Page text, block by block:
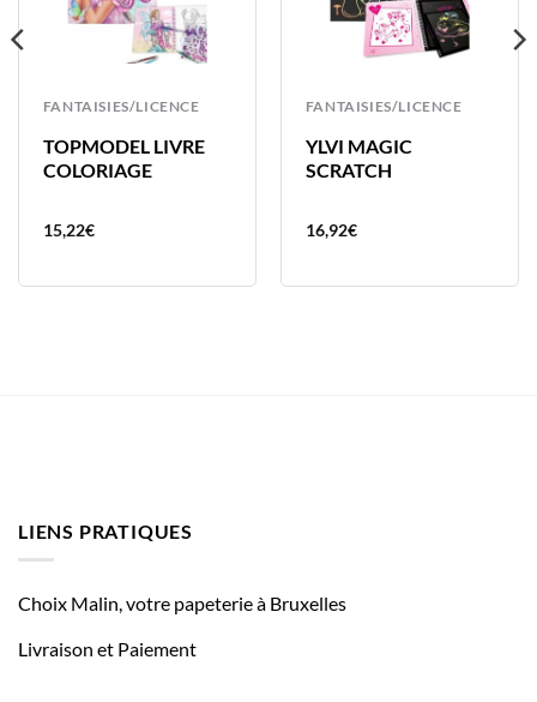
FANTAISIES/LICENCE
TOPMODEL LIVRE
COLORIAGE
15,22€
FANTAISIES/LICENCE
YLVI MAGIC
SCRATCH
16,92€
LIENS PRATIQUES
Choix Malin, votre papeterie à Bruxelles
Livraison et Paiement